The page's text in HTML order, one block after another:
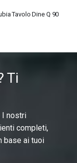
Tavolo Dine Q 90
Ti
I nostri
completi,
base ai tuoi